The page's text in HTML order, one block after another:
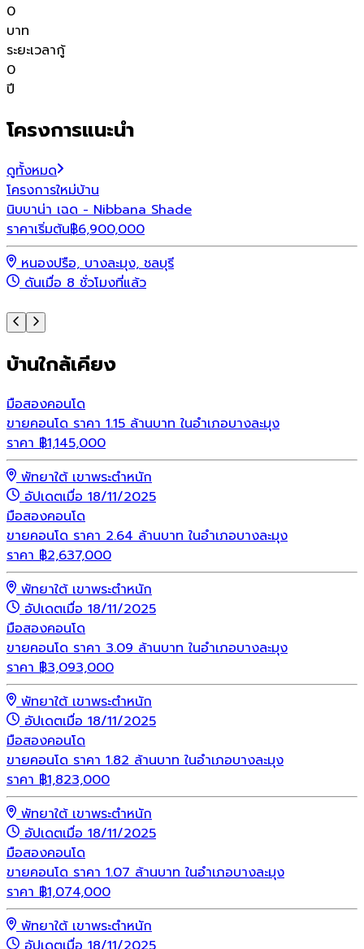
0
บาท
ระยะเวลากู้
0
ปี
โครงการแนะนำ
ดูทั้งหมด
โครงการใหม่บ้าน
นิบบาน่า เฉด - Nibbana Shade
ราคาเริ่มต้น฿6,900,000
หนองปรือ, บางละมุง, ชลบุรี
ดันเมื่อ 8 ชั่วโมงที่แล้ว
บ้านใกล้เคียง
มือสองคอนโด
ขายคอนโด ราคา 1.15 ล้านบาท ในอำเภอบางละมุง
ราคา ฿1,145,000
พัทยาใต้ เขาพระตำหนัก
อัปเดตเมื่อ 18/11/2025
มือสองคอนโด
ขายคอนโด ราคา 2.64 ล้านบาท ในอำเภอบางละมุง
ราคา ฿2,637,000
พัทยาใต้ เขาพระตำหนัก
อัปเดตเมื่อ 18/11/2025
มือสองคอนโด
ขายคอนโด ราคา 3.09 ล้านบาท ในอำเภอบางละมุง
ราคา ฿3,093,000
พัทยาใต้ เขาพระตำหนัก
อัปเดตเมื่อ 18/11/2025
มือสองคอนโด
ขายคอนโด ราคา 1.82 ล้านบาท ในอำเภอบางละมุง
ราคา ฿1,823,000
พัทยาใต้ เขาพระตำหนัก
อัปเดตเมื่อ 18/11/2025
มือสองคอนโด
ขายคอนโด ราคา 1.07 ล้านบาท ในอำเภอบางละมุง
ราคา ฿1,074,000
พัทยาใต้ เขาพระตำหนัก